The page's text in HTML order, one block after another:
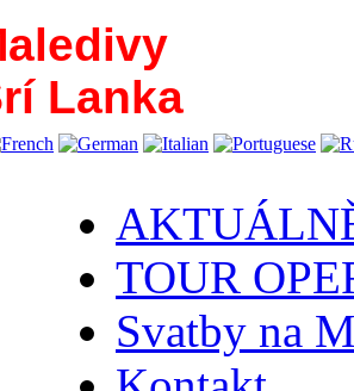
Lanka
TOUR
Svatby na